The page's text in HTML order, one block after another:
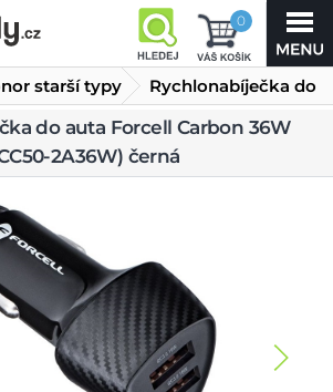
0
starší typy
Rychlonabíječka do
auta Forcell Carbon
černá
do auta Forcell Carbon 36W
2A36W) černá